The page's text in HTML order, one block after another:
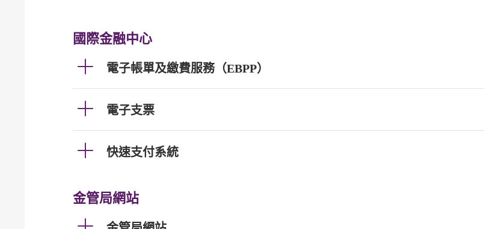
國際金融中心
電子帳單及繳費服務（EBPP）
電子支票
快速支付系統
金管局網站